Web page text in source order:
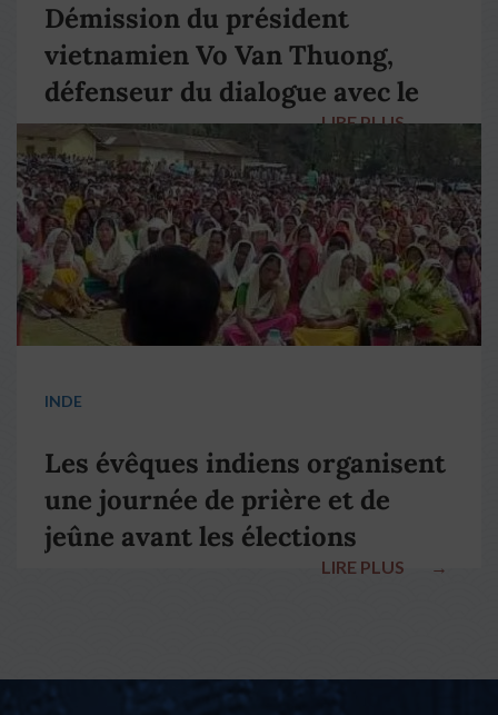
Démission du président
vietnamien Vo Van Thuong,
défenseur du dialogue avec le
pape François
LIRE PLUS →
INDE
Les évêques indiens organisent
une journée de prière et de
jeûne avant les élections
LIRE PLUS →